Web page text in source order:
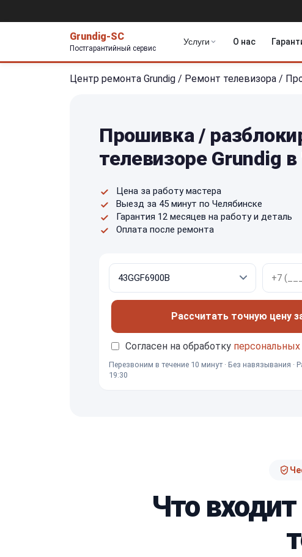
Grundig-SC
Постгарантийный сервис
Услуги О нас
Центр ремонта Grundig / Ремонт телевизора /
Прошивка /
телевизоре Grundig
Цена за работу мастера
Выезд за 45 минут по Челябинске
Гарантия 12 месяцев на работу и деталь
Оплата после ремонта
Рассчитать точную цену
Согласен на обработку
Перезвоним в течение 10 минут · Без навязывания ·
19:30
Что